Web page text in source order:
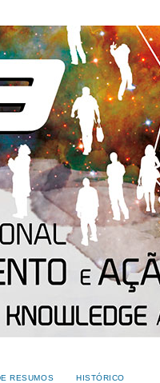
RESUMOS
HISTÓRICO